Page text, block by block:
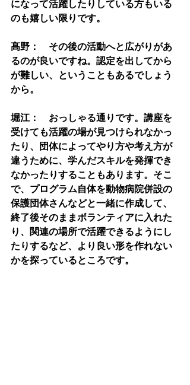
になって活躍したりしている方もいる
のも嬉しい限りです。
髙野：　その後の活動へと広がりがあ
るのが良いですね。認定を出してから
が難しい、ということもあるでしょう
から。
堀江：　おっしゃる通りです。講座を
受けても活躍の場が見つけられなかっ
たり、団体によってやり方や考え方が
違うために、学んだスキルを発揮でき
なかったりすることもあります。そこ
で、プログラム自体を動物病院併設の
保護団体さんなどと一緒に作成して、
終了後そのままボランティアに入れた
り、関連の場所で活躍できるようにし
たりするなど、より良い形を作れない
かを探っているところです。